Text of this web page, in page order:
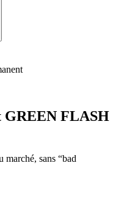
GREEN FLASH
marché, sans “bad